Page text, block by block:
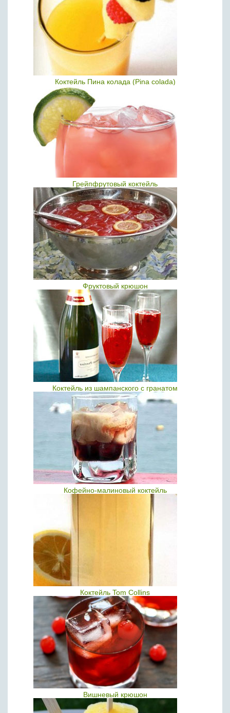
Коктейль Пина колада (Pina colada)
Грейпфрутовый коктейль
Фруктовый крюшон
Коктейль из шампанского с гранатом
Кофейно-малиновый коктейль
Коктейль Tom Collins
Вишневый крюшон